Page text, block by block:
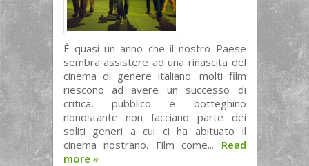
È quasi un anno che il nostro Paese
sembra assistere ad una rinascita del
cinema di genere italiano: molti film
riescono ad avere un successo di
critica, pubblico e botteghino
nonostante non facciano parte dei
soliti generi a cui ci ha abituato il
cinema nostrano. Film come... Read
more »